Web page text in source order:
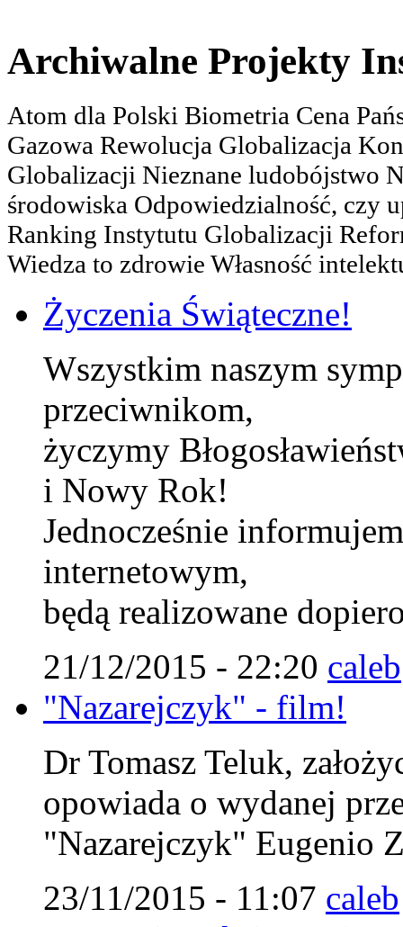
Archiwalne Projekty
Atom dla Polski Biometria Cena
Gazowa Rewolucja Globalizacja
Globalizacji Nieznane ludobójstwo
środowiska Odpowiedzialność, czy
Ranking Instytutu Globalizacji
Wiedza to zdrowie Własność
Życzenia Świąteczne!
Wszystkim naszym
przeciwnikom,
życzymy
i Nowy Rok!
Jednocześnie
internetowym,
będą realizowane
21/12/2015 - 22:20 caleb
"Nazarejczyk" - film!
Dr Tomasz Teluk,
opowiada o wydanej
"Nazarejczyk" Eugenio
23/11/2015 - 11:07 caleb